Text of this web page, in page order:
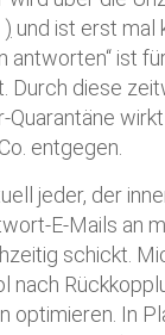
) und ist erst mal
antworten“ ist
Durch diese
Quarantäne
entgegen.
jeder, der
E-Mails an
schickt.
nach
optimieren. In